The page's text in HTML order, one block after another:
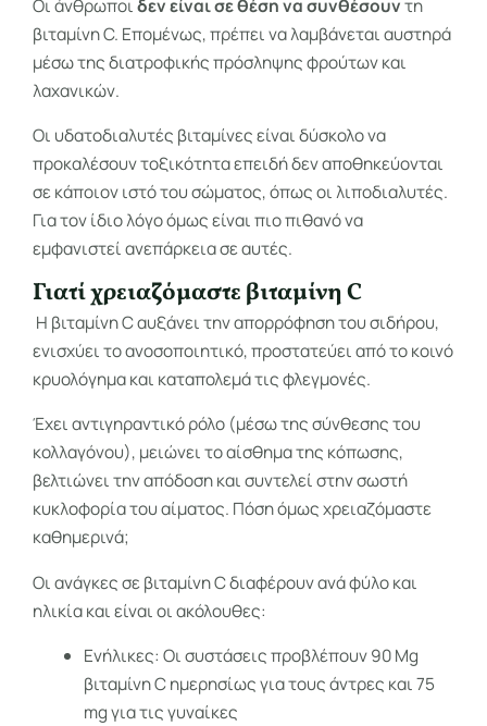
Οι άνθρωποιδεν είναι σε θέση να συνθέσουντη
βιταμίνη C. Επομένως, πρέπει να λαμβάνεται αυστηρά
μέσω της διατροφικής πρόσληψης φρούτων και
λαχανικών.
Oι υδατοδιαλυτές βιταμίνες είναι δύσκολο να
προκαλέσουν τοξικότητα επειδή δεν αποθηκεύονται
σε κάποιον ιστό του σώματος, όπως οι λιποδιαλυτές.
Για τον ίδιο λόγο όμως είναι πιο πιθανό να
εμφανιστεί ανεπάρκεια σε αυτές.
Γιατί χρειαζόμαστε βιταμίνη C
Η βιταμίνη C αυξάνει την απορρόφηση του σιδήρου,
ενισχύει το ανοσοποιητικό, προστατεύει από το κοινό
κρυολόγημα και καταπολεμά τις φλεγμονές.
Έχει αντιγηραντικό ρόλο (μέσω της σύνθεσης του
κολλαγόνου), μειώνει το αίσθημα της κόπωσης,
βελτιώνει την απόδοση και συντελεί στην σωστή
κυκλοφορία του αίματος. Πόση όμως χρειαζόμαστε
καθημερινά;
Οι ανάγκες σε βιταμίνη C διαφέρουν ανά φύλο και
ηλικία και είναι οι ακόλουθες:
Ενήλικες: Οι συστάσεις προβλέπουν 90 Mg
βιταμίνη C ημερησίως για τους άντρες και 75
mg για τις γυναίκες